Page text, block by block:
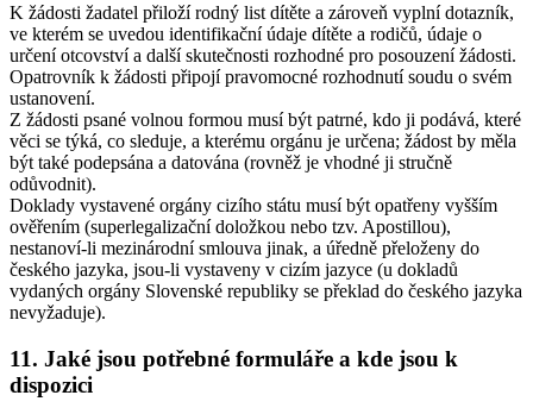
K žádosti žadatel přiloží rodný list dítěte a zároveň vyplní dotazník,
ve kterém se uvedou identifikační údaje dítěte a rodičů, údaje o
určení otcovství a další skutečnosti rozhodné pro posouzení žádosti.
Opatrovník k žádosti připojí pravomocné rozhodnutí soudu o svém
ustanovení.
Z žádosti psané volnou formou musí být patrné, kdo ji podává, které
věci se týká, co sleduje, a kterému orgánu je určena; žádost by měla
být také podepsána a datována (rovněž je vhodné ji stručně
odůvodnit).
Doklady vystavené orgány cizího státu musí být opatřeny vyšším
ověřením (superlegalizační doložkou nebo tzv. Apostillou),
nestanoví-li mezinárodní smlouva jinak, a úředně přeloženy do
českého jazyka, jsou-li vystaveny v cizím jazyce (u dokladů
vydaných orgány Slovenské republiky se překlad do českého jazyka
nevyžaduje).
11. Jaké jsou potřebné formuláře a kde jsou k
dispozici